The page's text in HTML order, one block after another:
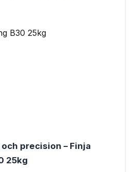
precision – Finja
25kg